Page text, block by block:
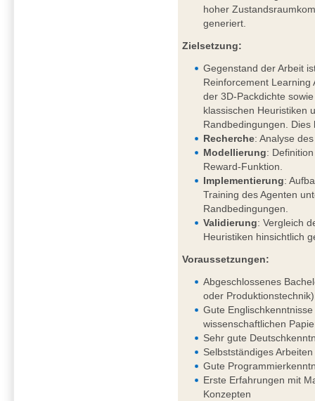
hoher
generiert.
Zielsetzung:
Gegenstand der Arbeit
Reinforcement
der 3D-Packdichte
klassischen Heuristiken
Randbedingungen.
Recherche: Analyse
Modellierung:
Reward-Funktion.
Implementierung:
Training des Agenten
Randbedingungen.
Validierung: Vergleich
Heuristiken hinsichtlich
Voraussetzungen:
Abgeschlossenes
oder Produktionstechnik)
Gute
wissenschaftlichen
Sehr gute
Selbstständiges
Gute
Erste Erfahrungen mit
Konzepten